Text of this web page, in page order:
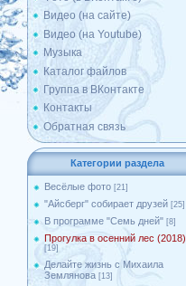
Видео (на сайте)
Видео (на Youtube)
Музыка
Каталог файлов
Группа в ВКонтакте
Контакты
Обратная связь
Категории раздела
Весёлые фото [21]
"Айсберг" собирает друзей [25]
В программе "Семь дней" [8]
Прогулка в осенний лес (2018)
[19]
Делайте жизнь с Михаила
Землянова [13]